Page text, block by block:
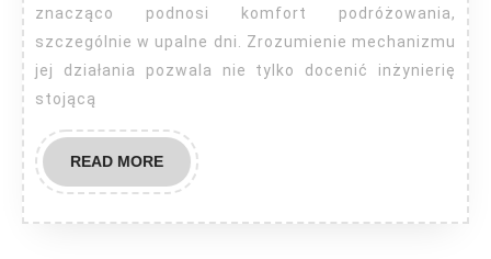
znacząco podnosi komfort podróżowania,
szczególnie w upalne dni. Zrozumienie mechanizmu
jej działania pozwala nie tylko docenić inżynierię
stojącą
READ MOREREAD
MORE